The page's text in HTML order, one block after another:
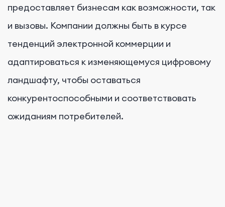
предоставляет бизнесам как возможности, так
и вызовы. Компании должны быть в курсе
тенденций электронной коммерции и
адаптироваться к изменяющемуся цифровому
ландшафту, чтобы оставаться
конкурентоспособными и соответствовать
ожиданиям потребителей.